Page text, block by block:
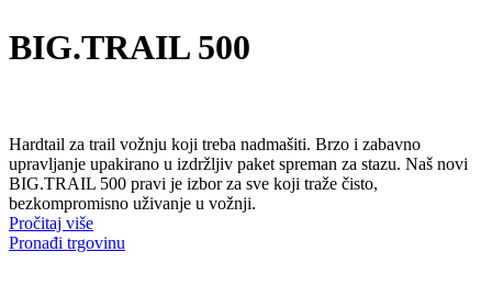
BIG.TRAIL 500
Hardtail za trail vožnju koji treba nadmašiti. Brzo i zabavno
upravljanje upakirano u izdržljiv paket spreman za stazu. Naš novi
BIG.TRAIL 500 pravi je izbor za sve koji traže čisto,
bezkompromisno uživanje u vožnji.
Pročitaj više
Pronađi trgovinu